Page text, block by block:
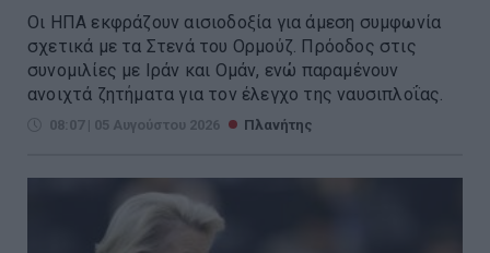
Οι ΗΠΑ εκφράζουν αισιοδοξία για άμεση συμφωνία
σχετικά με τα Στενά του Ορμούζ. Πρόοδος στις
συνομιλίες με Ιράν και Ομάν, ενώ παραμένουν
ανοιχτά ζητήματα για τον έλεγχο της ναυσιπλοΐας.
08:07 | 05 Αυγούστου 2026 Πλανήτης